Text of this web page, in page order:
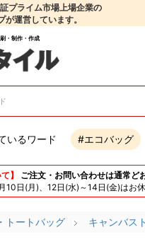
プライム市場上場企業の
が運営しています。
・制作・作成
いるワード #エコバッグ
】
ご注文・お問い合わせは通常ど
10日(月)、12日(水)～14日(金)はお
トートバッグ キャンバス